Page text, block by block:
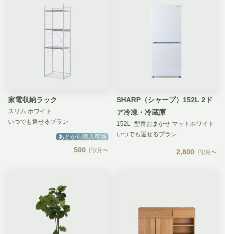
家電収納ラック
スリム ホワイト
いつでも返せるプラン
あとから購入可能
500 円/月〜
SHARP（シャープ）152L 2ド
ア冷凍・冷蔵庫
152L_型番おまかせ マットホワイト
いつでも返せるプラン
2,800 円/月〜